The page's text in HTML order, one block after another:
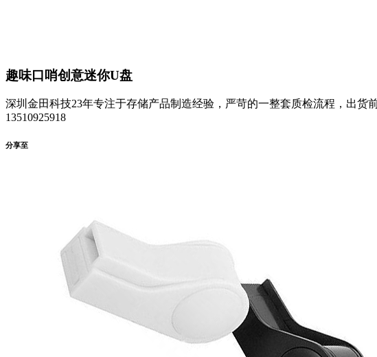
趣味口哨创意迷你U盘
深圳金田科技23年专注于存储产品制造经验，严苛的一整套质检流程，出
13510925918
分享至